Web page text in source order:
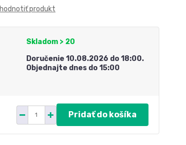
produkt
Skladom > 20
Doručenie 10.08.2026 do 18:00.
Objednajte dnes do 15:00
Pridať do košíka